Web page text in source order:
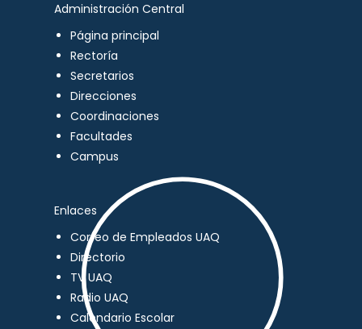
Administración Central
Página principal
Rectoría
Secretarios
Direcciones
Coordinaciones
Facultades
Campus
Enlaces
Correo de Empleados UAQ
Directorio
TV UAQ
Radio UAQ
Calendario Escolar